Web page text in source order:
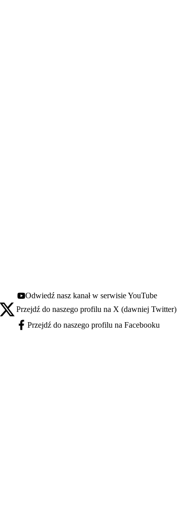
Youtube - otwiera się w nowej karcie
Odwiedź nasz kanał w serwisie YouTube
X - otwiera się w nowej karcie
Przejdź do naszego profilu na X (dawniej Twitter)
Facebook - otwiera się w nowej karcie
Przejdź do naszego profilu na Facebooku